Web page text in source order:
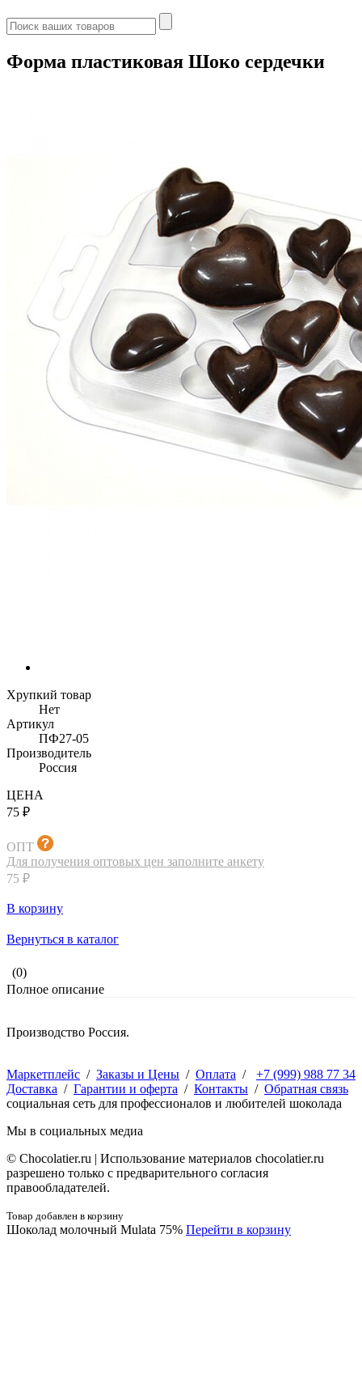
Форма пластиковая Шоко сердечки
Хрупкий товар
Нет
Артикул
ПФ27-05
Производитель
Россия
ЦЕНА
75 ₽
ОПТ
Для получения оптовых цен заполните анкету
75 ₽
В корзину
Вернуться в каталог
(0)
Полное описание
Производство Россия.
+7 (999) 988 77 34
Маркетплейс / Заказы и Цены / Оплата /
Доставка / Гарантии и оферта / Контакты / Обратная связь
социальная сеть для профессионалов и любителей шоколада
Мы в социальных медиа
© Сhocolatier.ru | Использование материалов chocolatier.ru
разрешено только с предварительного согласия
правообладателей.
Товар добавлен в корзину
Шоколад молочный Mulata 75% Перейти в корзину